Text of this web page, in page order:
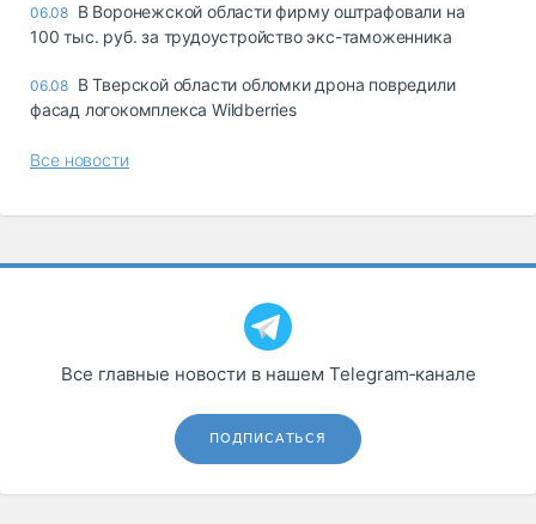
06.08 В Воронежской области фирму оштрафовали на
100 тыс. руб. за трудоустройство экс-таможенника
06.08 В Тверской области обломки дрона повредили
фасад логокомплекса Wildberries
Все новости
Все главные новости в нашем Telegram‑канале
ПОДПИСАТЬСЯ